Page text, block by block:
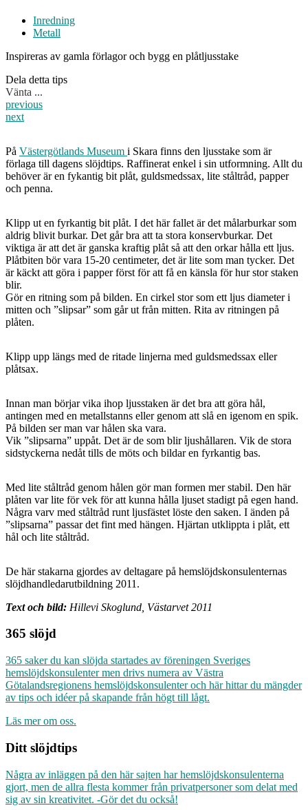
Inredning
Metall
Inspireras av gamla förlagor och bygg en plåtljusstake
Dela detta tips
Vänta ...
previous
next
På Västergötlands Museum i Skara finns den ljusstake som är
förlaga till dagens slöjdtips. Raffinerat enkel i sin utformning. Allt du
behöver är en fykantig bit plåt, guldsmedssax, lite ståltråd, papper
och penna.
Klipp ut en fyrkantig bit plåt. I det här fallet är det målarburkar som
aldrig blivit burkar. Det går bra att ta stora konservburkar. Det
viktiga är att det är ganska kraftig plåt så att den orkar hålla ett ljus.
Plåtbiten bör vara 15-20 centimeter, det är lite som man tycker. Det
är käckt att göra i papper först för att få en känsla för hur stor staken
blir.
Gör en ritning som på bilden. En cirkel stor som ett ljus diameter i
mitten och ”slipsar” som går ut från mitten. Rita av ritningen på
plåten.
Klipp upp längs med de ritade linjerna med guldsmedssax eller
plåtsax.
Innan man börjar vika ihop ljusstaken är det bra att göra hål,
antingen med en metallstanns eller genom att slå en igenom en spik.
På bilden ser man var hålen ska vara.
Vik ”slipsarna” uppåt. Det är de som blir ljushållaren. Vik de stora
sidstyckerna nedåt tills de möts och bildar en fyrkantig bas.
Med lite ståltråd genom hålen gör man formen mer stabil. Den här
plåten var lite för vek för att kunna hålla ljuset stadigt på egen hand.
Några varv med ståltråd runt ljusfästet löste den saken. I änden på
”slipsarna” passar det fint med hängen. Hjärtan utklippta i plåt, ett
hål och lite ståltråd.
De här stakarna gjordes av deltagare på hemslöjdskonsulenternas
slöjdhandledarutbildning 2011.
Text och bild: Hillevi Skoglund, Västarvet 2011
365 slöjd
365 saker du kan slöjda startades av föreningen Sveriges
hemslöjdskonsulenter men drivs numera av Västra
Götalandsregionens hemslöjdskonsulenter och här hittar du mängder
av tips och idéer på skapande från högt till lågt.
Läs mer om oss.
Ditt slöjdtips
Några av inläggen på den här sajten har hemslöjdskonsulenterna
gjort, men de allra flesta kommer från privatpersoner som delat med
sig av sin kreativitet. -Gör det du också!